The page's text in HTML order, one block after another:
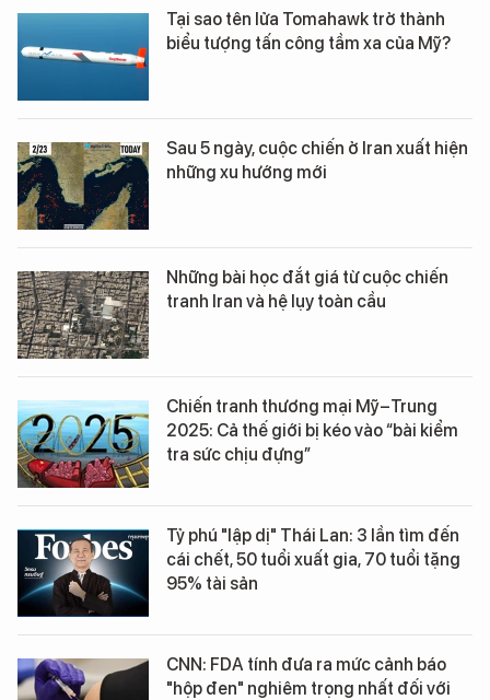
Tại sao tên lửa Tomahawk trở thành
biểu tượng tấn công tầm xa của Mỹ?
Sau 5 ngày, cuộc chiến ở Iran xuất hiện
những xu hướng mới
Những bài học đắt giá từ cuộc chiến
tranh Iran và hệ lụy toàn cầu
Chiến tranh thương mại Mỹ–Trung
2025: Cả thế giới bị kéo vào “bài kiểm
tra sức chịu đựng”
Tỷ phú "lập dị" Thái Lan: 3 lần tìm đến
cái chết, 50 tuổi xuất gia, 70 tuổi tặng
95% tài sản
CNN: FDA tính đưa ra mức cảnh báo
"hộp đen" nghiêm trọng nhất đối với